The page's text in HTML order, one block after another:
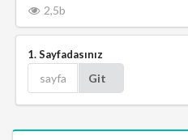
2,5b
1. Sayfadasınız
Git